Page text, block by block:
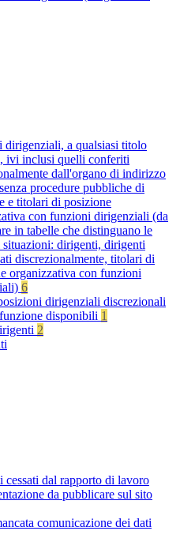
dirigenziali, a qualsiasi titolo
ivi inclusi quelli conferiti
dall'organo di indirizzo
procedure pubbliche di
e titolari di posizione
con funzioni dirigenziali (da
in tabelle che distinguano le
situazioni: dirigenti, dirigenti
discrezionalmente, titolari di
organizzativa con funzioni
6
dirigenziali discrezionali
disponibili 1
2
cessati dal rapporto di lavoro
da pubblicare sul sito
comunicazione dei dati